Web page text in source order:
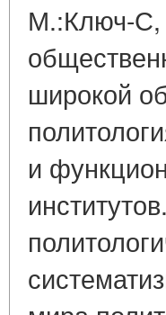
М.:Ключ-С,
широкой
и